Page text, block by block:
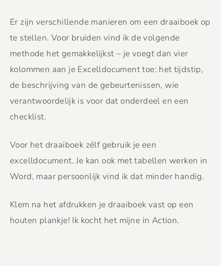
Er zijn verschillende manieren om een draaiboek op
te stellen. Voor bruiden vind ik de volgende
methode het gemakkelijkst – je voegt dan vier
kolommen aan je Excelldocument toe: het tijdstip,
de beschrijving van de gebeurtenissen, wie
verantwoordelijk is voor dat onderdeel en een
checklist.
Voor het draaiboek zélf gebruik je een
excelldocument. Je kan ook met tabellen werken in
Word, maar persoonlijk vind ik dat minder handig.
Klem na het afdrukken je draaiboek vast op een
houten plankje! Ik kocht het mijne in Action.